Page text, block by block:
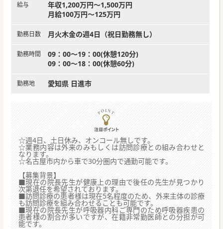
給与
年収1,200万円～1,500万円
月給100万円～125万円
勤務日数 月火木金の週4日（祝日勤務無し）
勤務時間
09：00～19：00(休憩120分)
09：00～18：00(休憩60分)
勤務地 愛知県 日進市
☆週4日、土日休み、オンコール無しです。
☆業務内容は外来のみもしくは訪問診療との組み合わせと
なります。
☆名古屋市内から車で30分圏内で通勤可能です。
【募集背景】
■現在の院長先生が健康上の理由で後任の先生が見つかり
次第退任を希望されております。
■訪問診療の患者様は現在5名程度のため、外来主体の診療
も訪問診療を組み合わせることも可能です。
■現在の院長先生が呼吸器内科ご専門のため呼吸器疾患の
患者様の割合が多いですが、在籍非常勤医師との分担が可
能です。